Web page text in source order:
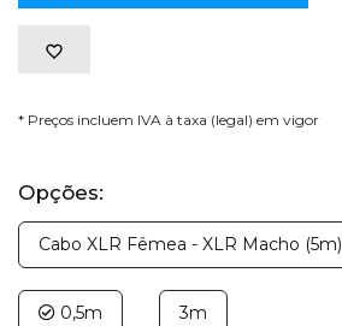
* Preços incluem IVA à taxa (legal) em vigor
Opções:
Cabo XLR Fêmea - XLR Macho (5m)
0,5m 3m